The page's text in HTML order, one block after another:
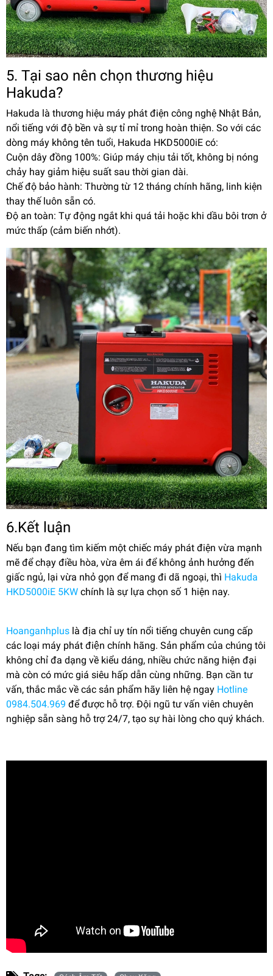
5. Tại sao nên chọn thương hiệu
Hakuda?
Hakuda là thương hiệu máy phát điện công nghệ Nhật Bản,
nổi tiếng với độ bền và sự tỉ mỉ trong hoàn thiện. So với các
dòng máy không tên tuổi, Hakuda HKD5000iE có:
Cuộn dây đồng 100%: Giúp máy chịu tải tốt, không bị nóng
chảy hay giảm hiệu suất sau thời gian dài.
Chế độ bảo hành: Thường từ 12 tháng chính hãng, linh kiện
thay thế luôn sẵn có.
Độ an toàn: Tự động ngắt khi quá tải hoặc khi dầu bôi trơn ở
mức thấp (cảm biến nhớt).
6.Kết luận
Nếu bạn đang tìm kiếm một chiếc máy phát điện vừa mạnh
mẽ để chạy điều hòa, vừa êm ái để không ảnh hưởng đến
giấc ngủ, lại vừa nhỏ gọn để mang đi dã ngoại, thì Hakuda
HKD5000iE 5KW chính là sự lựa chọn số 1 hiện nay.
Hoanganhplus là địa chỉ uy tín nổi tiếng chuyên cung cấp
các loại máy phát điện chính hãng. Sản phẩm của chúng tôi
không chỉ đa dạng về kiểu dáng, nhiều chức năng hiện đại
mà còn có mức giá siêu hấp dẫn cùng những. Bạn cần tư
vấn, thắc mắc về các sản phẩm hãy liên hệ ngay Hotline
0984.504.969 để được hỗ trợ. Đội ngũ tư vấn viên chuyên
nghiệp sẵn sàng hỗ trợ 24/7, tạo sự hài lòng cho quý khách.